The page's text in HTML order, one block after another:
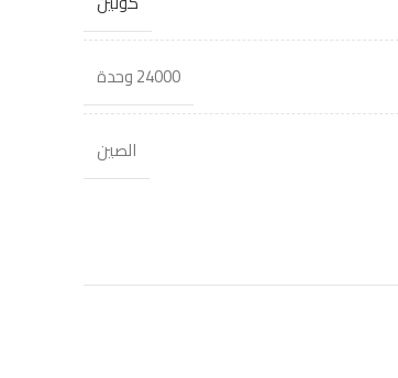
24000 وحدة
الصين